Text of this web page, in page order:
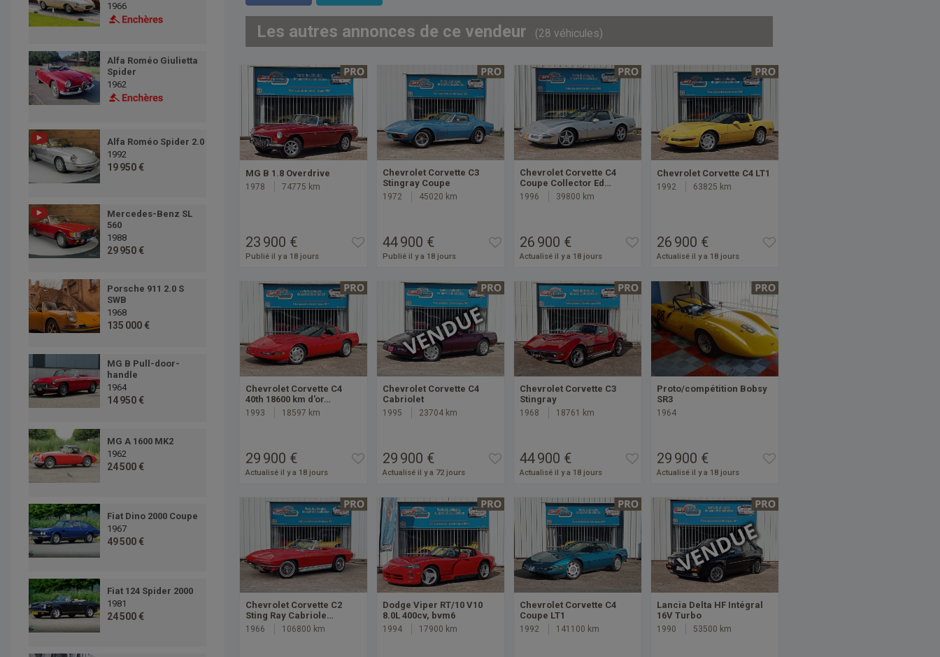
1966
Alfa Roméo Giulietta
Spider
1962
Alfa Roméo Spider 2.0
1992
19 950 €
Mercedes-Benz SL
560
1988
29 950 €
Porsche 911 2.0 S
SWB
1968
135 000 €
MG B Pull-door-
handle
1964
14 950 €
MG A 1600 MK2
1962
24 500 €
Fiat Dino 2000 Coupe
1967
49 500 €
Fiat 124 Spider 2000
1981
24 500 €
Les autres annonces de ce vendeur (28 véhicules)
MG B 1.8 Overdrive
1978 74775 km
23 900 €
Publié il y a 18 jours
Chevrolet Corvette C3
Stingray Coupe
1972 45020 km
44 900 €
Publié il y a 18 jours
Chevrolet Corvette C4
Coupe Collector Ed…
1996 39800 km
26 900 €
Actualisé il y a 18 jours
Chevrolet Corvette C4 LT1
1992 63825 km
26 900 €
Actualisé il y a 18 jours
Chevrolet Corvette C4
40th 18600 km d'or…
1993 18597 km
29 900 €
Actualisé il y a 18 jours
Chevrolet Corvette C4
Cabriolet
1995 23704 km
29 900 €
Actualisé il y a 72 jours
Chevrolet Corvette C3
Stingray
1968 18761 km
44 900 €
Actualisé il y a 18 jours
Proto/compétition Bobsy
SR3
1964
29 900 €
Actualisé il y a 18 jours
Chevrolet Corvette C2
Sting Ray Cabriole…
1966 106800 km
Dodge Viper RT/10 V10
8.0L 400cv, bvm6
1994 17900 km
Chevrolet Corvette C4
Coupe LT1
1992 141100 km
Lancia Delta HF Intégral
16V Turbo
1990 53500 km